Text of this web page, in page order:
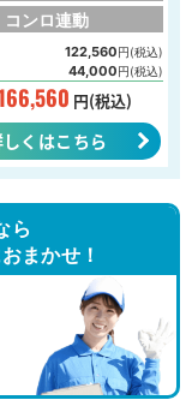
コンロ連動
122,560円(税込)
44,000円(税込)
円(税込)
くはこちら
ら
まかせ！